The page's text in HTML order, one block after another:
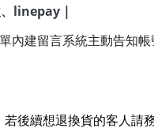
linepay |
內建留言系統主動告知帳
後續想退換貨的客人請